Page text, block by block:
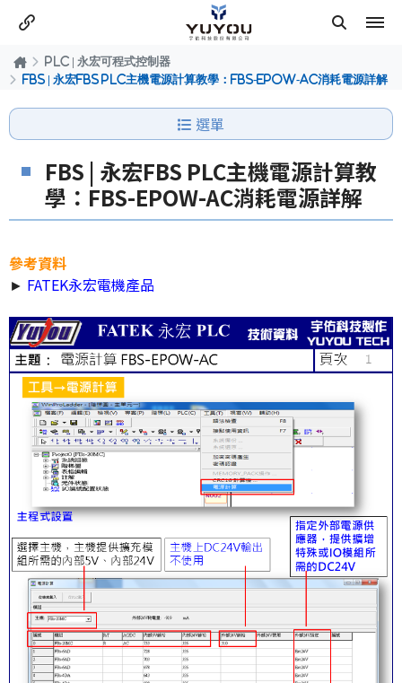
PLC | 永宏可程式控制器
FBS | 永宏FBS PLC主機電源計算教學：FBS-EPOW-AC消耗電源詳解
選單
FBS | 永宏FBS PLC主機電源計算教
學：FBS-EPOW-AC消耗電源詳解
參考資料
► FATEK永宏電機產品